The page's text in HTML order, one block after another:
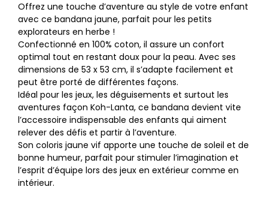
Offrez une touche d’aventure au style de votre enfant
avec ce bandana jaune, parfait pour les petits
explorateurs en herbe !
Confectionné en 100% coton, il assure un confort
optimal tout en restant doux pour la peau. Avec ses
dimensions de 53 x 53 cm, il s’adapte facilement et
peut être porté de différentes façons.
Idéal pour les jeux, les déguisements et surtout les
aventures façon Koh-Lanta, ce bandana devient vite
l’accessoire indispensable des enfants qui aiment
relever des défis et partir à l’aventure.
Son coloris jaune vif apporte une touche de soleil et de
bonne humeur, parfait pour stimuler l’imagination et
l’esprit d’équipe lors des jeux en extérieur comme en
intérieur.